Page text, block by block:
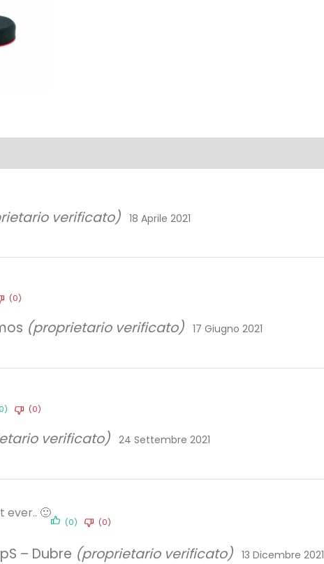
verificato) 18 Aprile 2021
(proprietario verificato) 17 Giugno 2021
(0)
verificato) 24 Settembre 2021
(0)
– Dubre (proprietario verificato) 13 Dicembre 2021
ever.. 🙂
(0) (0)